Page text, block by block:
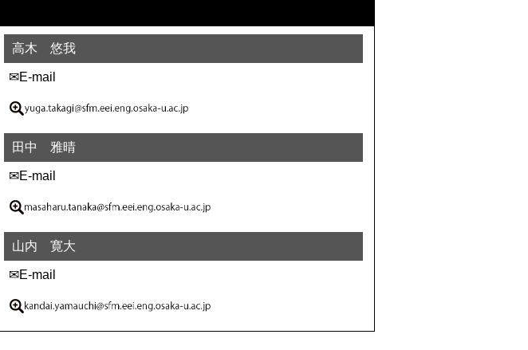
高木 悠我
✉E-mail
田中 雅晴
✉E-mail
山内 寛大
✉E-mail